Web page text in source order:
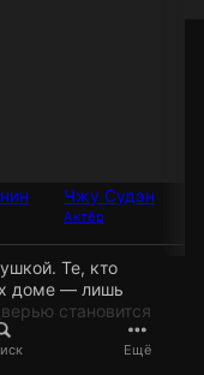
Ещё
Чжу Судэн
Актёр
Те, кто
доме — лишь
становится